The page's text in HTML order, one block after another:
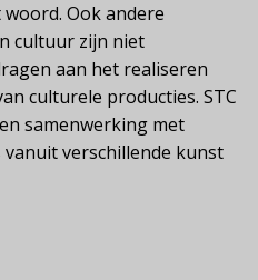
Ook andere
cultuur zijn niet
aan het realiseren
culturele producties. STC
samenwerking met
verschillende kunst